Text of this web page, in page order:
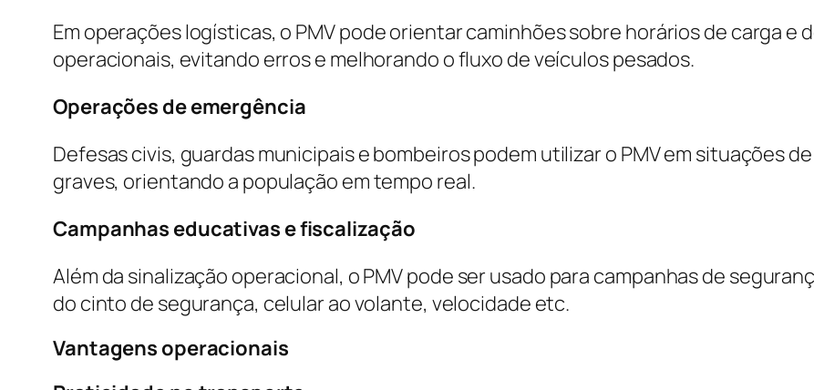
Em operações logísticas, o PMV pode orientar caminhões sobre horários de carga
operacionais, evitando erros e melhorando o fluxo de veículos pesados.
Operações de emergência
Defesas civis, guardas municipais e bombeiros podem utilizar o PMV em situações
graves, orientando a população em tempo real.
Campanhas educativas e fiscalização
Além da sinalização operacional, o PMV pode ser usado para campanhas de
do cinto de segurança, celular ao volante, velocidade etc.
Vantagens operacionais